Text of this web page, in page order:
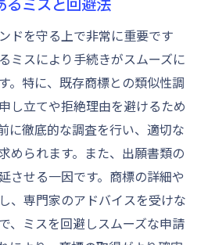
るミスと回避法
ドを守る上で非常に重要です
ミスにより手続きがスムーズに
。特に、既存商標との類似性調
し立てや拒絶理由を避けるため
に徹底的な調査を行い、適切な
められます。また、出願書類の
させる一因です。商標の詳細や
、専門家のアドバイスを受けな
、ミスを回避しスムーズな申請